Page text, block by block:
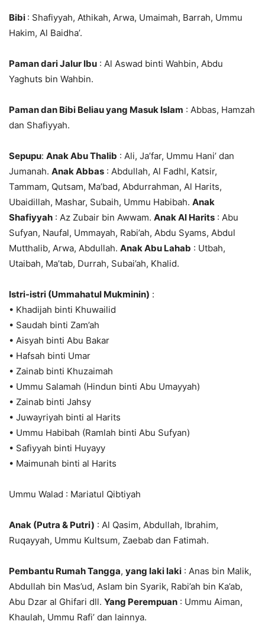
Bibi : Shafiyyah, Athikah, Arwa, Umaimah, Barrah, Ummu
Hakim, Al Baidha’.
Paman dari Jalur Ibu : Al Aswad binti Wahbin, Abdu
Yaghuts bin Wahbin.
Paman dan Bibi Beliau yang Masuk Islam : Abbas, Hamzah
dan Shafiyyah.
Sepupu: Anak Abu Thalib : Ali, Ja’far, Ummu Hani’ dan
Jumanah. Anak Abbas : Abdullah, Al Fadhl, Katsir,
Tammam, Qutsam, Ma’bad, Abdurrahman, Al Harits,
Ubaidillah, Mashar, Subaih, Ummu Habibah. Anak
Shafiyyah : Az Zubair bin Awwam. Anak Al Harits : Abu
Sufyan, Naufal, Ummayah, Rabi’ah, Abdu Syams, Abdul
Mutthalib, Arwa, Abdullah. Anak Abu Lahab : Utbah,
Utaibah, Ma’tab, Durrah, Subai’ah, Khalid.
Istri-istri (Ummahatul Mukminin) :
• Khadijah binti Khuwailid
• Saudah binti Zam’ah
• Aisyah binti Abu Bakar
• Hafsah binti Umar
• Zainab binti Khuzaimah
• Ummu Salamah (Hindun binti Abu Umayyah)
• Zainab binti Jahsy
• Juwayriyah binti al Harits
• Ummu Habibah (Ramlah binti Abu Sufyan)
• Safiyyah binti Huyayy
• Maimunah binti al Harits
Ummu Walad : Mariatul Qibtiyah
Anak (Putra & Putri) : Al Qasim, Abdullah, Ibrahim,
Ruqayyah, Ummu Kultsum, Zaebab dan Fatimah.
Pembantu Rumah Tangga, yang laki laki : Anas bin Malik,
Abdullah bin Mas’ud, Aslam bin Syarik, Rabi’ah bin Ka’ab,
Abu Dzar al Ghifari dll. Yang Perempuan : Ummu Aiman,
Khaulah, Ummu Rafi’ dan lainnya.